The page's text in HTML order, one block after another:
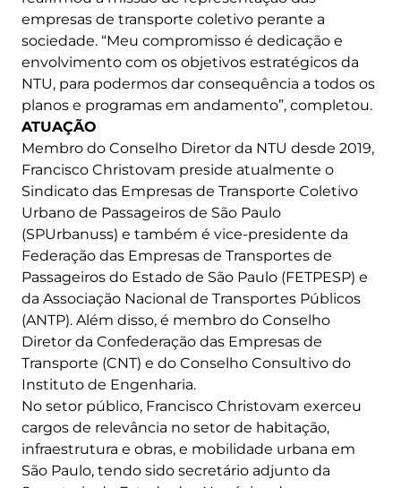
empresas de transporte coletivo perante a
sociedade. “Meu compromisso é dedicação e
envolvimento com os objetivos estratégicos da
NTU, para podermos dar consequência a todos os
planos e programas em andamento”, completou.
ATUAÇÃO
Membro do Conselho Diretor da NTU desde 2019,
Francisco Christovam preside atualmente o
Sindicato das Empresas de Transporte Coletivo
Urbano de Passageiros de São Paulo
(SPUrbanuss) e também é vice-presidente da
Federação das Empresas de Transportes de
Passageiros do Estado de São Paulo (FETPESP) e
da Associação Nacional de Transportes Públicos
(ANTP). Além disso, é membro do Conselho
Diretor da Confederação das Empresas de
Transporte (CNT) e do Conselho Consultivo do
Instituto de Engenharia.
No setor público, Francisco Christovam exerceu
cargos de relevância no setor de habitação,
infraestrutura e obras, e mobilidade urbana em
São Paulo, tendo sido secretário adjunto da